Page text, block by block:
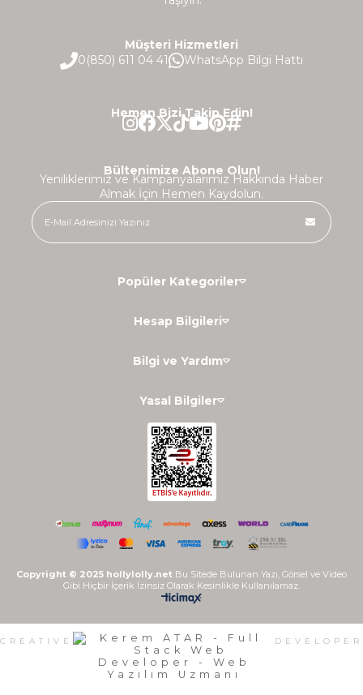
Müşteri Hizmetleri
0(850) 611 04 41
WhatsApp Bilgi Hattı
Hemen Bizi Takip Edin!
Bültenimize Abone Olun!
Yeniliklerimiz ve Kampanyalarımız Hakkında Haber
Almak İçin Hemen Kaydolun.
Popüler Kategoriler
Hesap Bilgileri
Bilgi ve Yardım
Yasal Bilgiler
Copyright © 2025 hollylolly.net Bu Sitede Bulunan Yazı, Görsel ve Video
Gibi Hiçbir İçerik İzinsiz Olarak Kesinlikle Kullanılamaz.
CREATIVE DEVELOPER